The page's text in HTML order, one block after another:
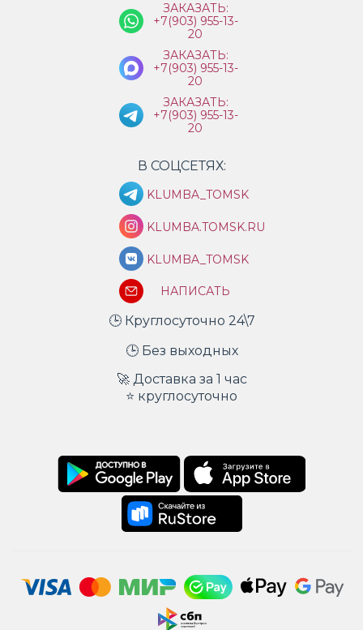
ЗАКАЗАТЬ:
+7(903) 955-13-
20
ЗАКАЗАТЬ:
+7(903) 955-13-
20
ЗАКАЗАТЬ:
+7(903) 955-13-
20
В СОЦСЕТЯХ:
KLUMBA_TOMSK
KLUMBA.TOMSK.RU
KLUMBA_TOMSK
НАПИСАТЬ
🕒 Круглосуточно 24\7
🕒 Без выходных
🚀 Доставка за 1 час
⭐ круглосуточно